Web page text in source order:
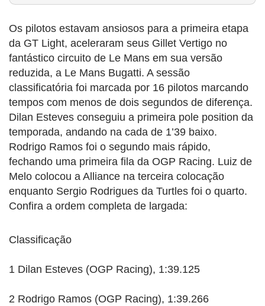
Os pilotos estavam ansiosos para a primeira etapa
da GT Light, aceleraram seus Gillet Vertigo no
fantástico circuito de Le Mans em sua versão
reduzida, a Le Mans Bugatti. A sessão
classificatória foi marcada por 16 pilotos marcando
tempos com menos de dois segundos de diferença.
Dilan Esteves conseguiu a primeira pole position da
temporada, andando na cada de 1’39 baixo.
Rodrigo Ramos foi o segundo mais rápido,
fechando uma primeira fila da OGP Racing. Luiz de
Melo colocou a Alliance na terceira colocação
enquanto Sergio Rodrigues da Turtles foi o quarto.
Confira a ordem completa de largada:
Classificação
1 Dilan Esteves (OGP Racing), 1:39.125
2 Rodrigo Ramos (OGP Racing), 1:39.266